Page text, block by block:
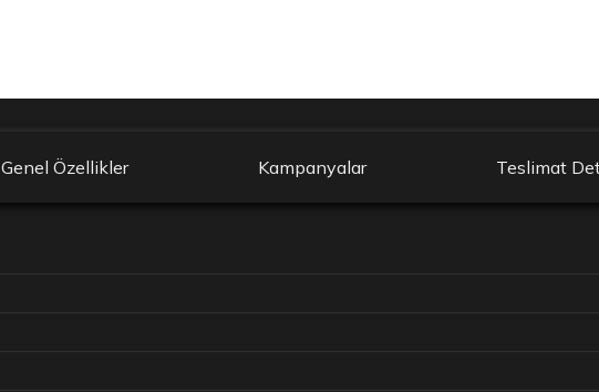
Genel Özellikler Kampanyalar Teslimat